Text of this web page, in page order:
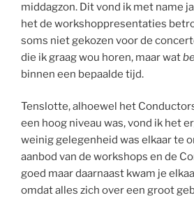
middagzon. Dit vond ik met name
het de workshoppresentaties
soms niet gekozen voor de
die ik graag wou horen, maar wat
binnen een bepaalde tijd.
Tenslotte, alhoewel het
een hoog niveau was, vond ik het
weinig gelegenheid was elkaar te
aanbod van de workshops en de
goed maar daarnaast kwam je
omdat alles zich over een groot